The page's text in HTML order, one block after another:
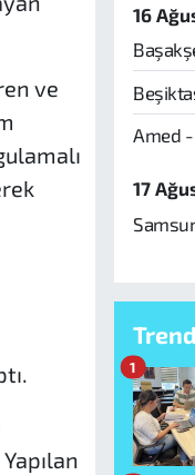
ve
16
Amed
17
1